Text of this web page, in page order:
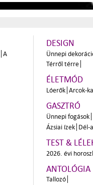
A
DESIGN
Ünnepi
Térről térre
ÉLETMÓD
Lóerők Arcok-
GASZTRÓ
Ünnepi fogások
Ázsiai ízek Dél-
TEST &
2026. évi
ANTOLÓGIA
Tallozó